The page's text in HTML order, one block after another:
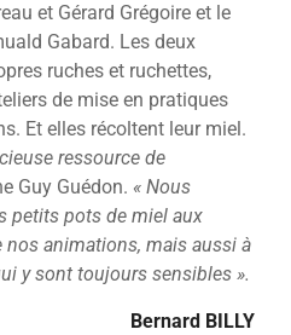
et Gérard Grégoire et le
Gabard. Les deux
ruches et ruchettes,
de mise en pratiques
Et elles récoltent leur miel.
ressource de
Guy Guédon. « Nous
petits pots de miel aux
nos animations, mais aussi à
y sont toujours sensibles ».
Bernard BILLY